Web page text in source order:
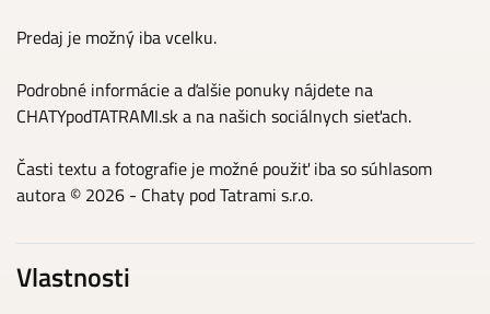
Predaj je možný iba vcelku.
Podrobné informácie a ďalšie ponuky nájdete na
CHATYpodTATRAMI.sk a na našich sociálnych sieťach.
Časti textu a fotografie je možné použiť iba so súhlasom
autora © 2026 - Chaty pod Tatrami s.r.o.
Vlastnosti